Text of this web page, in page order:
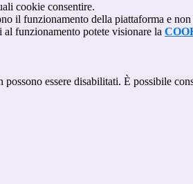
cookie consentire.
il funzionamento della piattaforma e
al funzionamento potete visionare la
essere disabilitati. È possibile